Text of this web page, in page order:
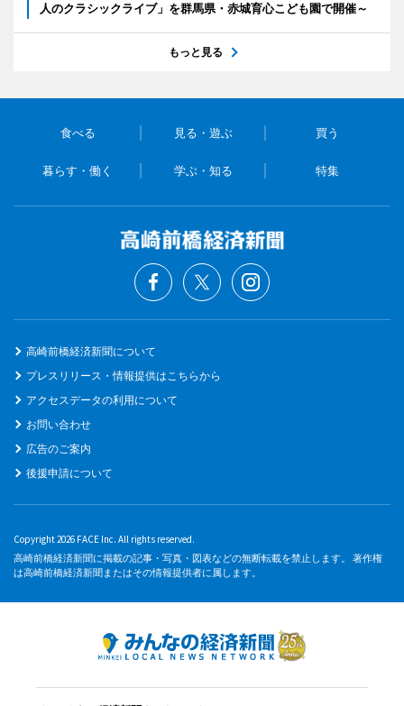
人のクラシックライブ」を群馬県・赤城育心こども園で開催～
もっと見る
食べる 見る・遊ぶ 買う
暮らす・働く 学ぶ・知る 特集
高崎前橋経済新聞について
プレスリリース・情報提供はこちらから
アクセスデータの利用について
お問い合わせ
広告のご案内
後援申請について
Copyright 2026 FACE Inc. All rights reserved.
高崎前橋経済新聞に掲載の記事・写真・図表などの無断転載を禁止します。 著作権
は高崎前橋経済新聞またはその情報提供者に属します。